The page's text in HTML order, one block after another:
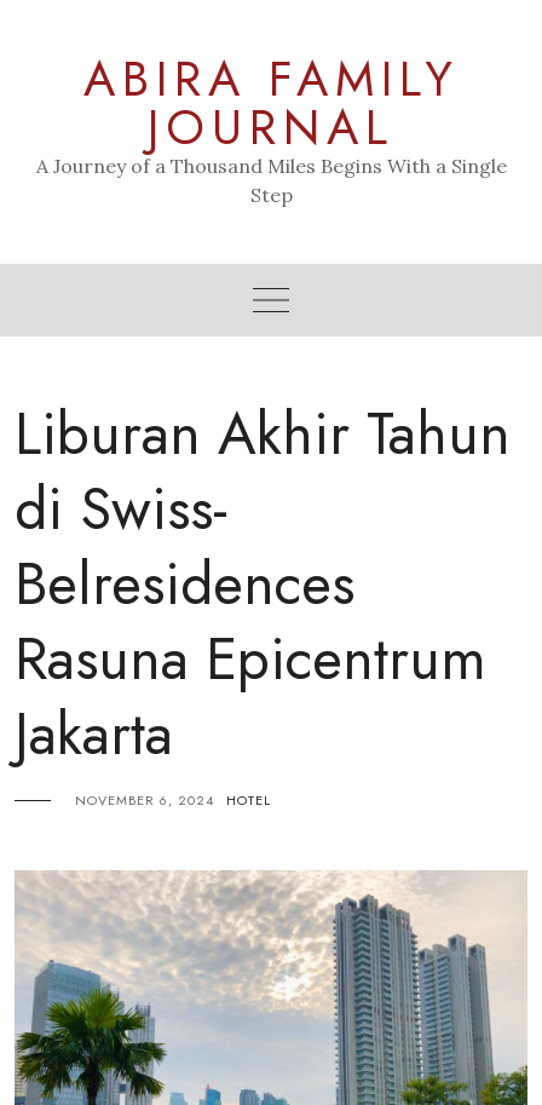
ABIRA FAMILY
JOURNAL
A Journey of a Thousand Miles Begins With a Single
Step
Liburan Akhir Tahun
di Swiss-
Belresidences
Rasuna Epicentrum
Jakarta
NOVEMBER 6, 2024 HOTEL